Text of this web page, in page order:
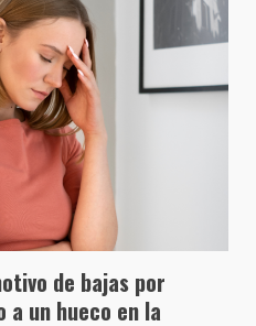
de bajas por
un hueco en la